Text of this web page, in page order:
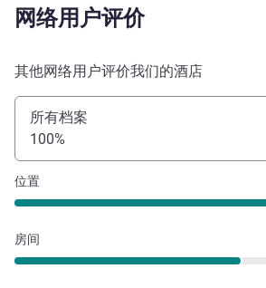
网络用户评价
其他网络用户评价我们的酒店
所有档案
100%
位置
房间